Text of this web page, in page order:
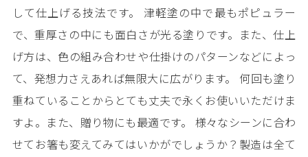
して仕上げる技法です。 津軽塗の中で最もポピュラー
で、重厚さの中にも面白さが光る塗りです。また、仕上
げ方は、色の組み合わせや仕掛けのパターンなどによっ
て、発想力さえあれば無限大に広がります。 何回も塗り
重ねていることからとても丈夫で永くお使いいただけま
すよ。また、贈り物にも最適です。 様々なシーンに合わ
せてお箸も変えてみてはいかがでしょうか？製造は全て